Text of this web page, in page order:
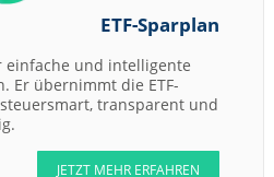
ETF-Sparplan
einfache und intelligente
Er übernimmt die ETF-
transparent und
JETZT MEHR ERFAHREN